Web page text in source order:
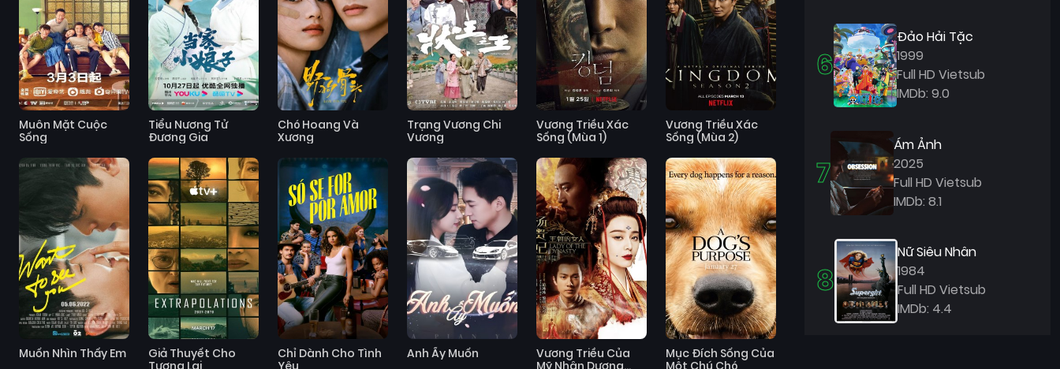
Muôn Mặt Cuộc
Sống
Tiểu Nương Tử
Đương Gia
Chó Hoang Và
Xương
Trạng Vương Chi
Vương
Vương Triều Xác
Sống (Mùa 1)
Vương Triều Xác
Sống (Mùa 2)
Muốn Nhìn Thấy Em
Giả Thuyết Cho
Tương Lai
Chỉ Dành Cho Tình
Yêu
Anh Ấy Muốn
Vương Triều Của
Mỹ Nhân Dương
Mục Đích Sống Của
Một Chú Chó
6
Đảo Hải Tặc
1999
Full HD Vietsub
IMDb: 9.0
7
Ám Ảnh
2025
Full HD Vietsub
IMDb: 8.1
8
Nữ Siêu Nhân
1984
Full HD Vietsub
IMDb: 4.4